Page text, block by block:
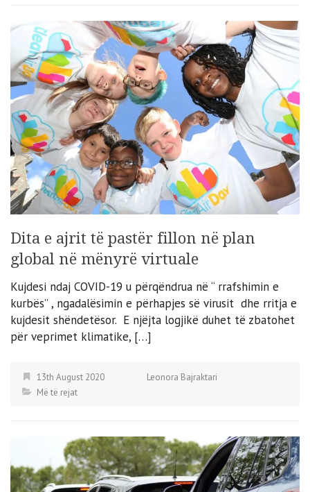
Dita e ajrit të pastër fillon në plan
global në mënyrë virtuale
Kujdesi ndaj COVID-19 u përqëndrua në “ rrafshimin e
kurbës” , ngadalësimin e përhapjes së virusit dhe rritja e
kujdesit shëndetësor. E njëjta logjikë duhet të zbatohet
për veprimet klimatike, […]
13th August 2020
Leonora Bajraktari
Më të rejat